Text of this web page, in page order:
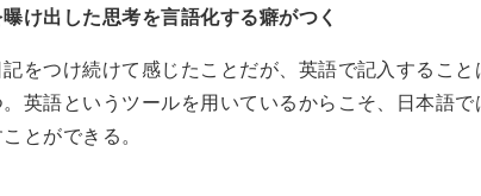
け出した思考を言語化する癖がつく
をつけ続けて感じたことだが、英語で記入するこ
英語というツールを用いているからこそ、日本語
とができる。